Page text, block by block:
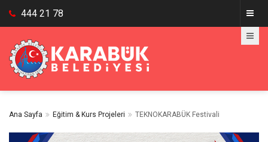
444 21 78
Ana Sayfa Eğitim & Kurs Projeleri TEKNOKARABÜK Festivali